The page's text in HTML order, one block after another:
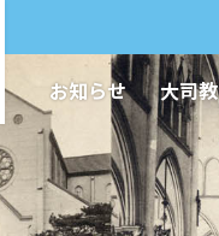
お知らせ 大司教